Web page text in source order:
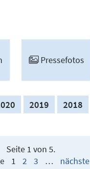
Presse­fotos
2019
2018
Seite 1 von 5.
1 2 3 … nächste